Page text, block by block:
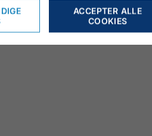
ACCEPTER ALLE
COOKIES